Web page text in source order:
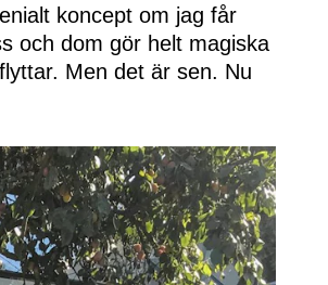
koncept om jag får
och dom gör helt magiska
Men det är sen. Nu